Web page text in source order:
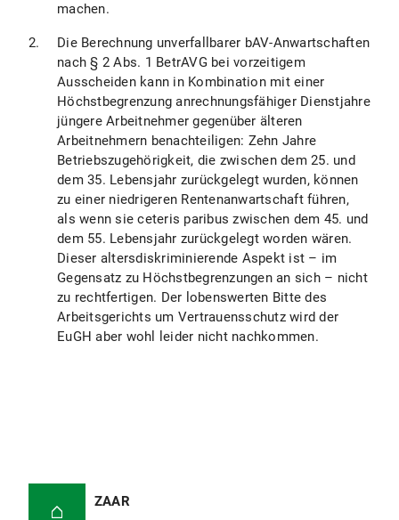
machen.
Die Berechnung unverfallbarer bAV-Anwartschaften
nach § 2 Abs. 1 BetrAVG bei vorzeitigem
Ausscheiden kann in Kombination mit einer
Höchstbegrenzung anrechnungsfähiger Dienstjahre
jüngere Arbeitnehmer gegenüber älteren
Arbeitnehmern benachteiligen: Zehn Jahre
Betriebszugehörigkeit, die zwischen dem 25. und
dem 35. Lebensjahr zurückgelegt wurden, können
zu einer niedrigeren Rentenanwartschaft führen,
als wenn sie ceteris paribus zwischen dem 45. und
dem 55. Lebensjahr zurückgelegt worden wären.
Dieser altersdiskriminierende Aspekt ist – im
Gegensatz zu Höchstbegrenzungen an sich – nicht
zu rechtfertigen. Der lobenswerten Bitte des
Arbeitsgerichts um Vertrauensschutz wird der
EuGH aber wohl leider nicht nachkommen.
ZAAR